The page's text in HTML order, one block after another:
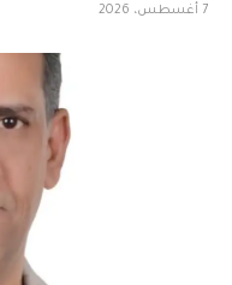
7 أغسطس، 2026